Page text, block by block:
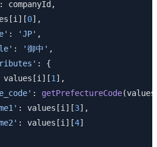
: companyId,
0],
: 'JP' ,
: '御中' ,
: {
values[i][1 ],
: getPrefectureCode
: values[i][3],
: values[i][4]